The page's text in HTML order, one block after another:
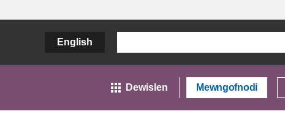
English
Dewislen Mewngofnodi